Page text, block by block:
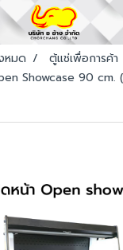
หมด ตู้แช่เพื่อการค้า
Showcase 90 cm.